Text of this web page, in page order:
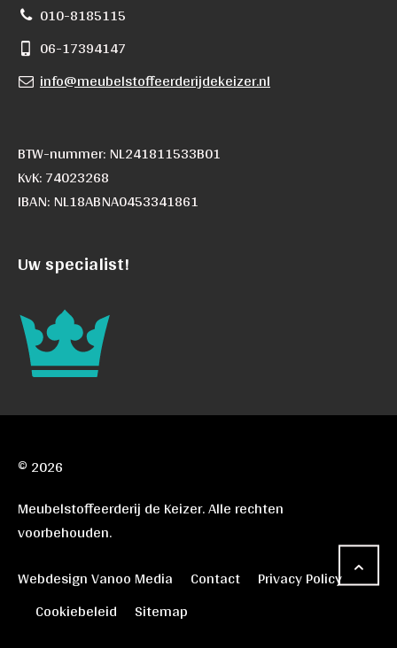
010-8185115
06-17394147
info@meubelstoffeerderijdekeizer.nl
BTW-nummer: NL241811533B01
KvK: 74023268
IBAN: NL18ABNA0453341861
Uw specialist!
© 2026
Meubelstoffeerderij de Keizer. Alle rechten
voorbehouden.
Webdesign Vanoo Media
Contact
Privacy Policy
Cookiebeleid
Sitemap